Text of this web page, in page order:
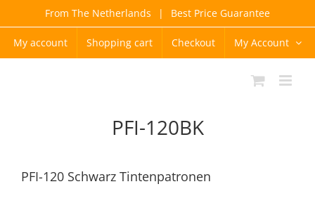
content
From The Netherlands | Best Price Guarantee
My account Shopping cart Checkout My Account
PFI-120BK
PFI-120 Schwarz Tintenpatronen